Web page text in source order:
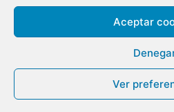
Aceptar
Ver
© 2026 ALL RIGHTS